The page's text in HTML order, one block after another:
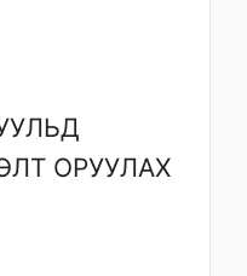
ОРУУЛАХ